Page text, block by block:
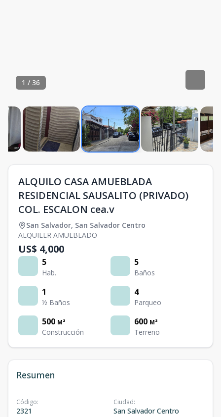
1 / 36
ALQUILO CASA AMUEBLADA
RESIDENCIAL SAUSALITO (PRIVADO)
COL. ESCALON cea.v
San Salvador, San Salvador Centro
ALQUILER AMUEBLADO
US$ 4,000
5
Hab.
5
Baños
1
½ Baños
4
Parqueo
500 M²
Construcción
600 M²
Terreno
Resumen
Código:
2321
Ciudad:
San Salvador Centro